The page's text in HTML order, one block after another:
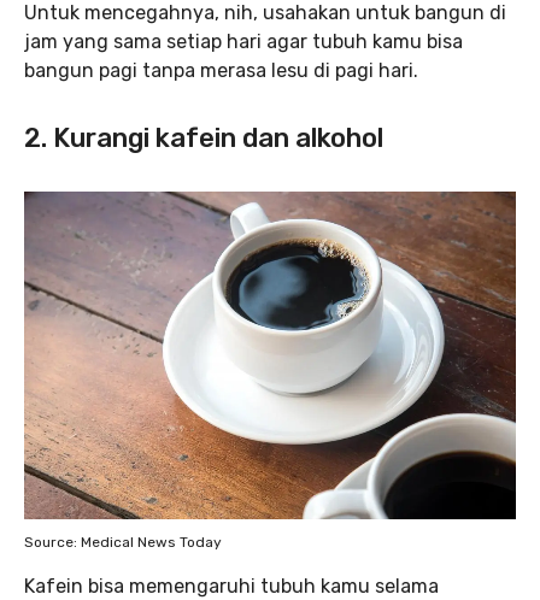
Untuk mencegahnya, nih, usahakan untuk bangun di
jam yang sama setiap hari agar tubuh kamu bisa
bangun pagi tanpa merasa lesu di pagi hari.
2. Kurangi kafein dan alkohol
Source: Medical News Today
Kafein bisa memengaruhi tubuh kamu selama